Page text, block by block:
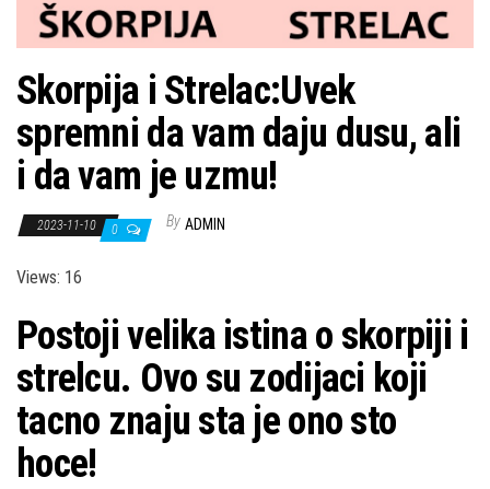
Skorpija i Strelac:Uvek
spremni da vam daju dusu, ali
i da vam je uzmu!
2023-11-10 0 By ADMIN
Views: 16
Postoji velika istina o skorpiji i
strelcu. Ovo su zodijaci koji
tacno znaju sta je ono sto
hoce!